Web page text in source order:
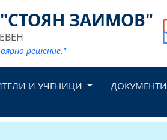
ЗАИМОВ"
решение."
И УЧЕНИЦИ ДОКУМЕНТИ